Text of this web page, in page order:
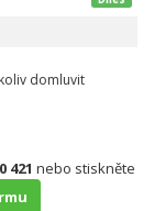
domluvit
421 nebo stiskněte